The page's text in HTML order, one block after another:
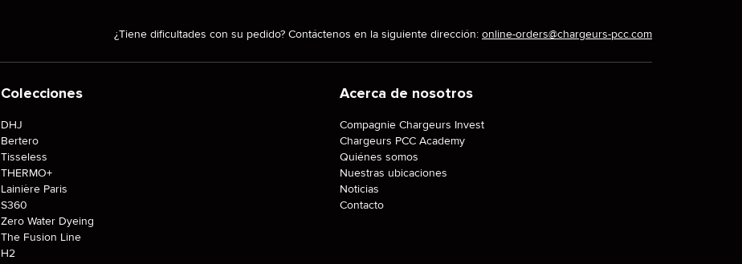
¿Tiene dificultades con su pedido? Contáctenos en la siguiente dirección: online-orders@chargeurs-pcc.com
Colecciones
DHJ
Bertero
Tisseless
THERMO+
Lainière Paris
S360
Zero Water Dyeing
The Fusion Line
H2
Acerca de nosotros
Compagnie Chargeurs Invest
Chargeurs PCC Academy
Quiénes somos
Nuestras ubicaciones
Noticias
Contacto